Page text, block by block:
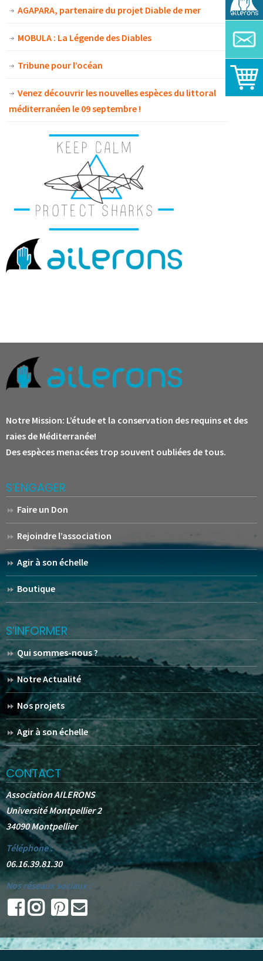
AGAPARA, partenaire du projet Diable de mer
MOBULA : La Légende des Diables
Tribune pour l’océan
Venez découvrir les nouvelles espèces du littoral
méditerranéen le 09 septembre !
Notre Mission: L’étude et la conservation des requins et des
raies de Méditerranée!
Des espèces menacées trop souvent oubliées de tous.
S’ENGAGER
Faire un Don
Rejoindre l’association
Agir à son échelle
Boutique
S’INFORMER
Qui sommes-nous ?
Notre Actualité
Nos projets
Agir à son échelle
CONTACT
Association AILERONS
Université Montpellier 2
34090 Montpellier
Téléphone :
06.16.39.81.30
Nos réseaux sociaux :